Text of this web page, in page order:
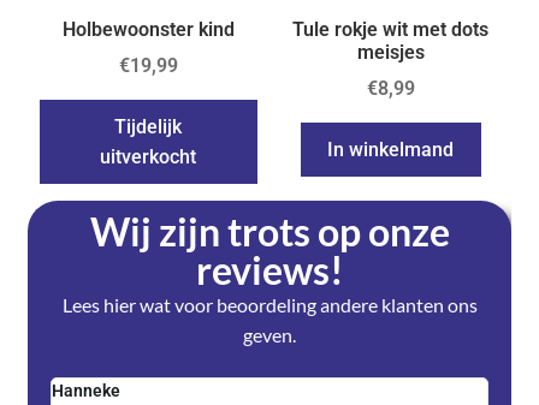
Holbewoonster kind
€19,99
Tijdelijk
uitverkocht
Tule rokje wit met dots
meisjes
€8,99
In winkelmand
Wij zijn trots op onze
reviews!
Lees hier wat voor beoordeling andere klanten ons
geven.
Hanneke